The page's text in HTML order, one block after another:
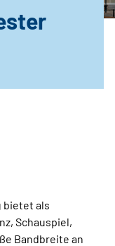
bietet als
Schauspiel,
Bandbreite an